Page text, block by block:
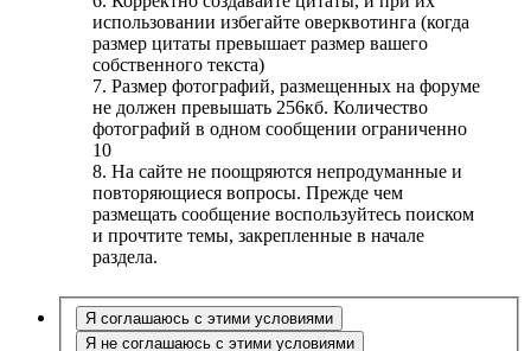
использовании избегайте оверквотинга (когда
размер цитаты превышает размер вашего
собственного текста)
7. Размер фотографий, размещенных на форуме
не должен превышать 256кб. Количество
фотографий в одном сообщении ограниченно
10
8. На сайте не поощряются непродуманные и
повторяющиеся вопросы. Прежде чем
размещать сообщение воспользуйтесь поиском
и прочтите темы, закрепленные в начале
раздела.